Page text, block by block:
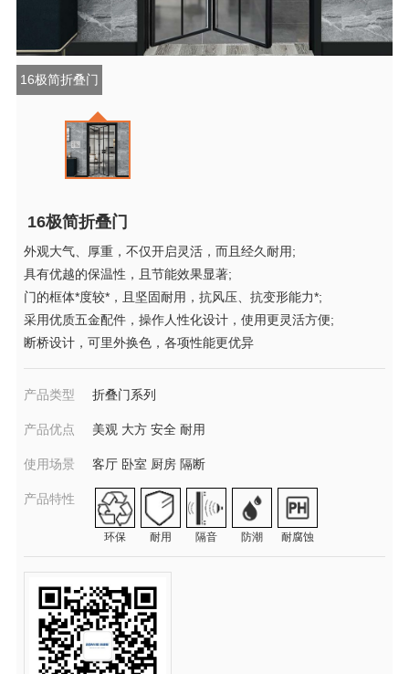
16极简折叠门
16极简折叠门
外观大气、厚重，不仅开启灵活，而且经久耐用;
具有优越的保温性，且节能效果显著;
门的框体*度较*，且坚固耐用，抗风压、抗变形能力*;
采用优质五金配件，操作人性化设计，使用更灵活方便;
断桥设计，可里外换色，各项性能更优异
产品类型 折叠门系列
产品优点 美观 大方 安全 耐用
使用场景 客厅 卧室 厨房 隔断
产品特性
环保 耐用 隔音 防潮 耐腐蚀